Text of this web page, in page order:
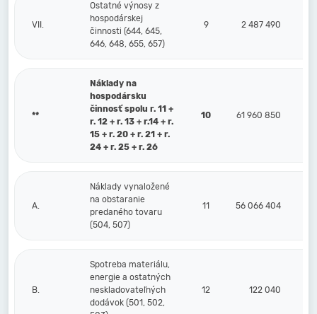
VII.
Ostatné výnosy z
hospodárskej
činnosti (644, 645,
646, 648, 655, 657)
9 2 487 490
**
Náklady na
hospodársku
činnosť spolu r. 11 +
r. 12 + r. 13 + r.14 + r.
15 + r. 20 + r. 21 + r.
24 + r. 25 + r. 26
10 61 960 850
A.
Náklady vynaložené
na obstaranie
predaného tovaru
(504, 507)
11 56 066 404
B.
Spotreba materiálu,
energie a ostatných
neskladovateľných
dodávok (501, 502,
12 122 040